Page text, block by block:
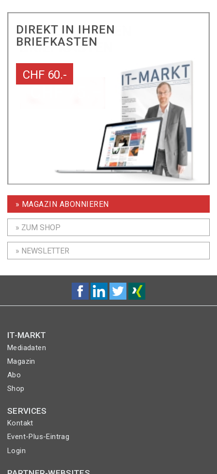
DIREKT IN IHREN
BRIEFKASTEN
CHF 60.-
» MAGAZIN ABONNIEREN
» ZUM SHOP
» NEWSLETTER
IT-MARKT
Mediadaten
Magazin
Abo
Shop
SERVICES
Kontakt
Event-Plus-Eintrag
Login